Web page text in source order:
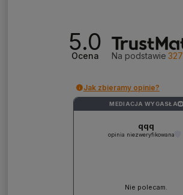
5.0
Ocena Na podstawie 327
Jak zbieramy opinie?
MEDIACJA WYGASŁA ?
qqq
opinia niezweryfikowana
Nie polecam.